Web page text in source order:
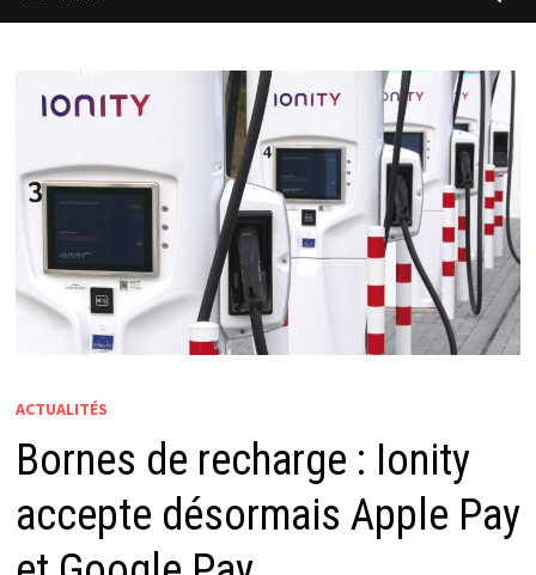
ACTUALITÉS
Bornes de recharge : Ionity
accepte désormais Apple Pay